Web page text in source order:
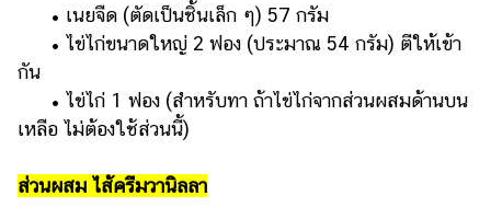
• เนยจืด (ตัดเป็นชิ้นเล็ก ๆ) 57 กรัม
• ไข่ไก่ขนาดใหญ่ 2 ฟอง (ประมาณ 54 กรัม) ตีให้เข้า
กัน
• ไข่ไก่ 1 ฟอง (สำหรับทา ถ้าไข่ไก่จากส่วนผสมด้านบน
เหลือ ไม่ต้องใช้ส่วนนี้)
ส่วนผสม ไส้ครีมวานิลลา